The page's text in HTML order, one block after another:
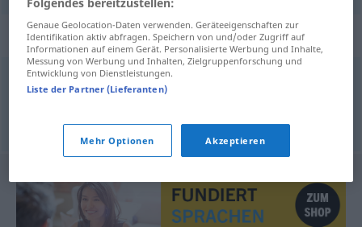
Synonyme für "Insolvenz"
Ruin,Konkurs,Bankrott,Pleite (ugs.)
© OpenThesaurus.de
Genaue Geolocation-Daten verwenden. Geräteeigenschaften zur
Identifikation aktiv abfragen. Speichern von und/oder Zugriff auf
Informationen auf einem Gerät. Personalisierte Werbung und Inhalte,
Messung von Werbung und Inhalten, Zielgruppenforschung und
Entwicklung von Dienstleistungen.
Liste der Partner (Lieferanten)
Mehr Optionen Akzeptieren